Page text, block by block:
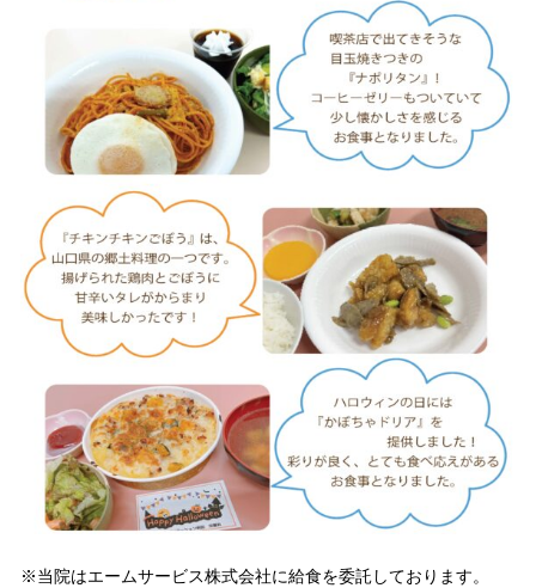
※当院はエームサービス株式会社に給食を委託しております。